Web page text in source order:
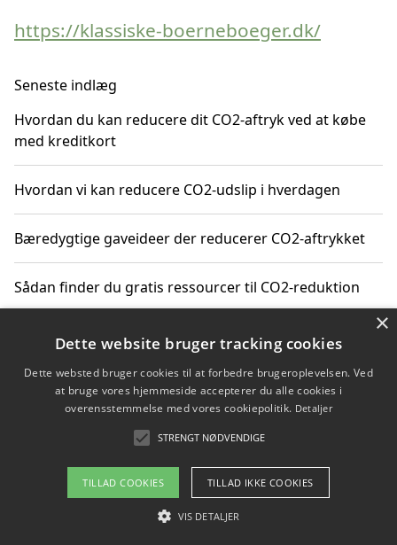
https://klassiske-boerneboeger.dk/
Seneste indlæg
Hvordan du kan reducere dit CO2-aftryk ved at købe
med kreditkort
Hvordan vi kan reducere CO2-udslip i hverdagen
Bæredygtige gaveideer der reducerer CO2-aftrykket
Sådan finder du gratis ressourcer til CO2-reduktion
Hvordan gadgets til hjemmet kan reducere CO2-udslip
Copyright 2026 - Pilanto Aps
Om / kontakt
Blog Betingelser
×
Dette website bruger tracking cookies
Dette websted bruger cookies til at forbedre brugeroplevelsen. Ved
at bruge vores hjemmeside accepterer du alle cookies i
overensstemmelse med vores cookiepolitik. Detaljer
STRENGT NØDVENDIGE
TILLAD COOKIES TILLAD IKKE COOKIES
VIS DETALJER